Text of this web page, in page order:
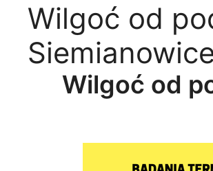
Wilgoć od
Wilgoć od